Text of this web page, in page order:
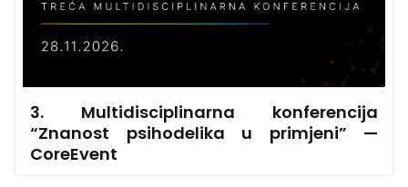
3. Multidisciplinarna konferencija
“Znanost psihodelika u primjeni” —
CoreEvent